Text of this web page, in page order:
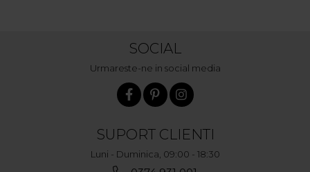
SOCIAL
Urmareste-ne in social media
SUPORT CLIENTI
Luni - Duminica, 09:00 - 18:30